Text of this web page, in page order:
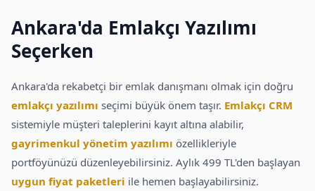
Ankara'da Emlakçı Yazılımı
Seçerken
Ankara'da rekabetçi bir emlak danışmanı olmak için doğru
emlakçı yazılımı seçimi büyük önem taşır. Emlakçı CRM
sistemiyle müşteri taleplerini kayıt altına alabilir,
gayrimenkul yönetim yazılımı özellikleriyle
portföyünüzü düzenleyebilirsiniz. Aylık 499 TL'den başlayan
uygun fiyat paketleri ile hemen başlayabilirsiniz.